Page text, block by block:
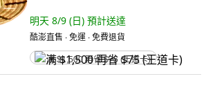
明天 8/9 (日) 預計送達
酷澎直售 ∙ 免運 ∙ 免費退貨
满 $1,500 再省 $75 (王道卡)